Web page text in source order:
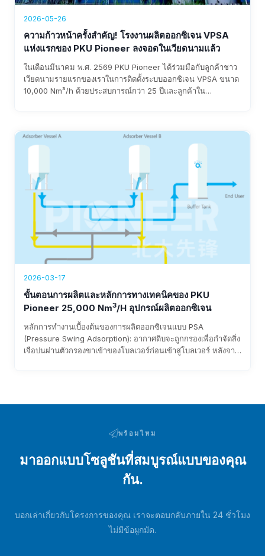
2026-05-26
ความก้าวหน้าครั้งสำคัญ! โรงงานผลิตออกซิเจน VPSA
แห่งแรกของ PKU Pioneer ลงจอดในเวียดนามแล้ว
ในเดือนมีนาคม พ.ศ. 2569 PKU Pioneer ได้ร่วมมือกับลูกค้าชาว
เวียดนามรายแรกของเราในการติดตั้งระบบออกซิเจน VPSA ขนาด
10,000 Nm³/h ด้วยประสบการณ์กว่า 25 ปีและลูกค้าใน
2026-03-17
ขั้นตอนการผลิตและหลักการทางเทคนิคของ PKU
Pioneer 25,000 Nm3/h อุปกรณ์ผลิตออกซิเจน
หลักการทำงานเบื้องต้นของการผลิตออกซิเจนแบบ PSA
(Pressure Swing Adsorption): อากาศดิบจะถูกกรองเพื่อกำจัดสิ่ง
เจือปนผ่านตัวกรองขาเข้าของโบลเวอร์ก่อนเข้าสู่โบลเวอร์ หลังจาก
พร้อมไหม
มาออกแบบโซลูชันที่สมบูรณ์แบบของคุณ
กัน.
บอกเล่าเกี่ยวกับโครงการของคุณ เราจะตอบกลับภายใน 24 ชั่วโมง
ไม่มีข้อผูกมัด.